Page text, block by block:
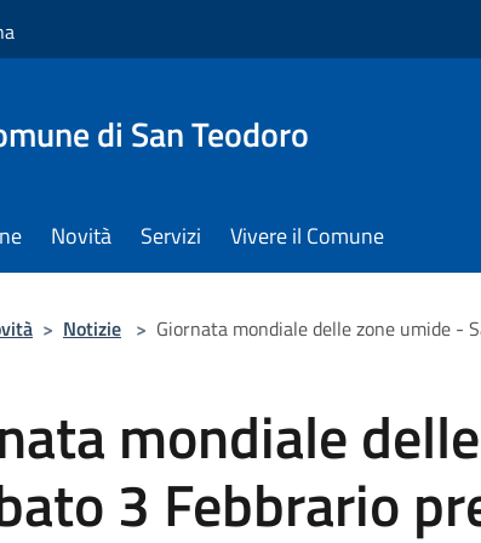
di San Teodoro
Novità Servizi Vivere il Comune
> Notizie > Giornata mondiale delle zone umide -
mondiale
3 Febbrario